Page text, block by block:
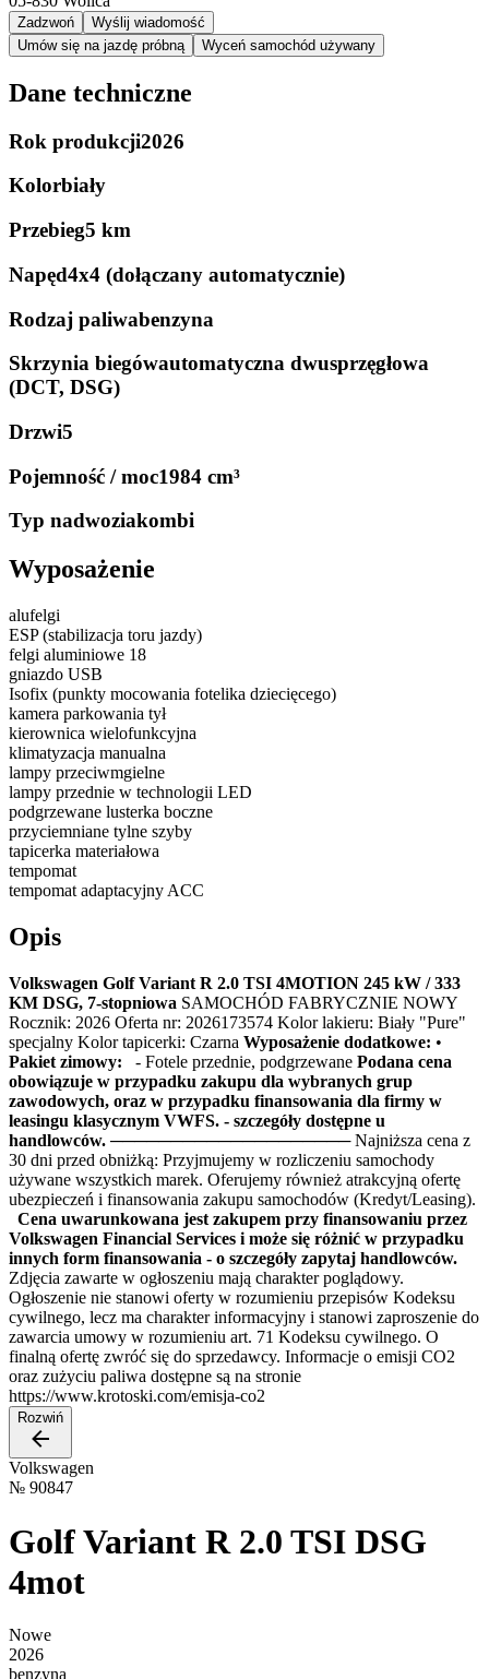
Zadzwoń
Wyślij wiadomość
Umów się na jazdę próbną
Wyceń samochód używany
Dane techniczne
Rok produkcji2026
Kolorbiały
Przebieg5 km
Napęd4x4 (dołączany automatycznie)
Rodzaj paliwabenzyna
Skrzynia biegówautomatyczna dwusprzęgłowa
(DCT, DSG)
Drzwi5
Pojemność / moc1984 cm³
Typ nadwoziakombi
Wyposażenie
alufelgi
ESP (stabilizacja toru jazdy)
felgi aluminiowe 18
gniazdo USB
Isofix (punkty mocowania fotelika dziecięcego)
kamera parkowania tył
kierownica wielofunkcyjna
klimatyzacja manualna
lampy przeciwmgielne
lampy przednie w technologii LED
podgrzewane lusterka boczne
przyciemniane tylne szyby
tapicerka materiałowa
tempomat
tempomat adaptacyjny ACC
Opis
Volkswagen Golf Variant R 2.0 TSI 4MOTION 245 kW / 333
KM DSG, 7-stopniowa SAMOCHÓD FABRYCZNIE NOWY
Rocznik: 2026 Oferta nr: 2026173574 Kolor lakieru: Biały "Pure"
specjalny Kolor tapicerki: Czarna Wyposażenie dodatkowe: •
Pakiet zimowy: - Fotele przednie, podgrzewane Podana cena
obowiązuje w przypadku zakupu dla wybranych grup
zawodowych, oraz w przypadku finansowania dla firmy w
leasingu klasycznym VWFS. - szczegóły dostępne u
handlowców. ──────────────────── Najniższa cena z
30 dni przed obniżką: Przyjmujemy w rozliczeniu samochody
używane wszystkich marek. Oferujemy również atrakcyjną ofertę
ubezpieczeń i finansowania zakupu samochodów (Kredyt/Leasing).
Cena uwarunkowana jest zakupem przy finansowaniu przez
Volkswagen Financial Services i może się różnić w przypadku
innych form finansowania - o szczegóły zapytaj handlowców.
Zdjęcia zawarte w ogłoszeniu mają charakter poglądowy.
Ogłoszenie nie stanowi oferty w rozumieniu przepisów Kodeksu
cywilnego, lecz ma charakter informacyjny i stanowi zaproszenie do
zawarcia umowy w rozumieniu art. 71 Kodeksu cywilnego. O
finalną ofertę zwróć się do sprzedawcy. Informacje o emisji CO2
oraz zużyciu paliwa dostępne są na stronie
https://www.krotoski.com/emisja-co2
Rozwiń
Volkswagen
№ 90847
Golf Variant R 2.0 TSI DSG
4mot
Nowe
2026
benzyna